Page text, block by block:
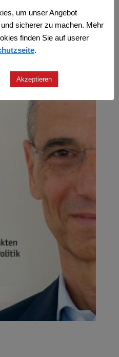
um unser Angebot
sicherer zu machen. Mehr
finden Sie auf userer
.
Akzeptieren